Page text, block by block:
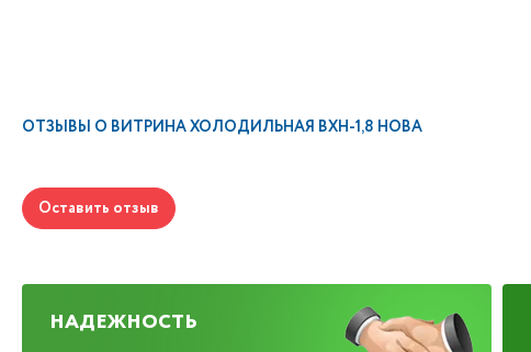
ОТЗЫВЫ О ВИТРИНА ХОЛОДИЛЬНАЯ ВХН-1,8 НОВА
Оставить отзыв
НАДЕЖНОСТЬ